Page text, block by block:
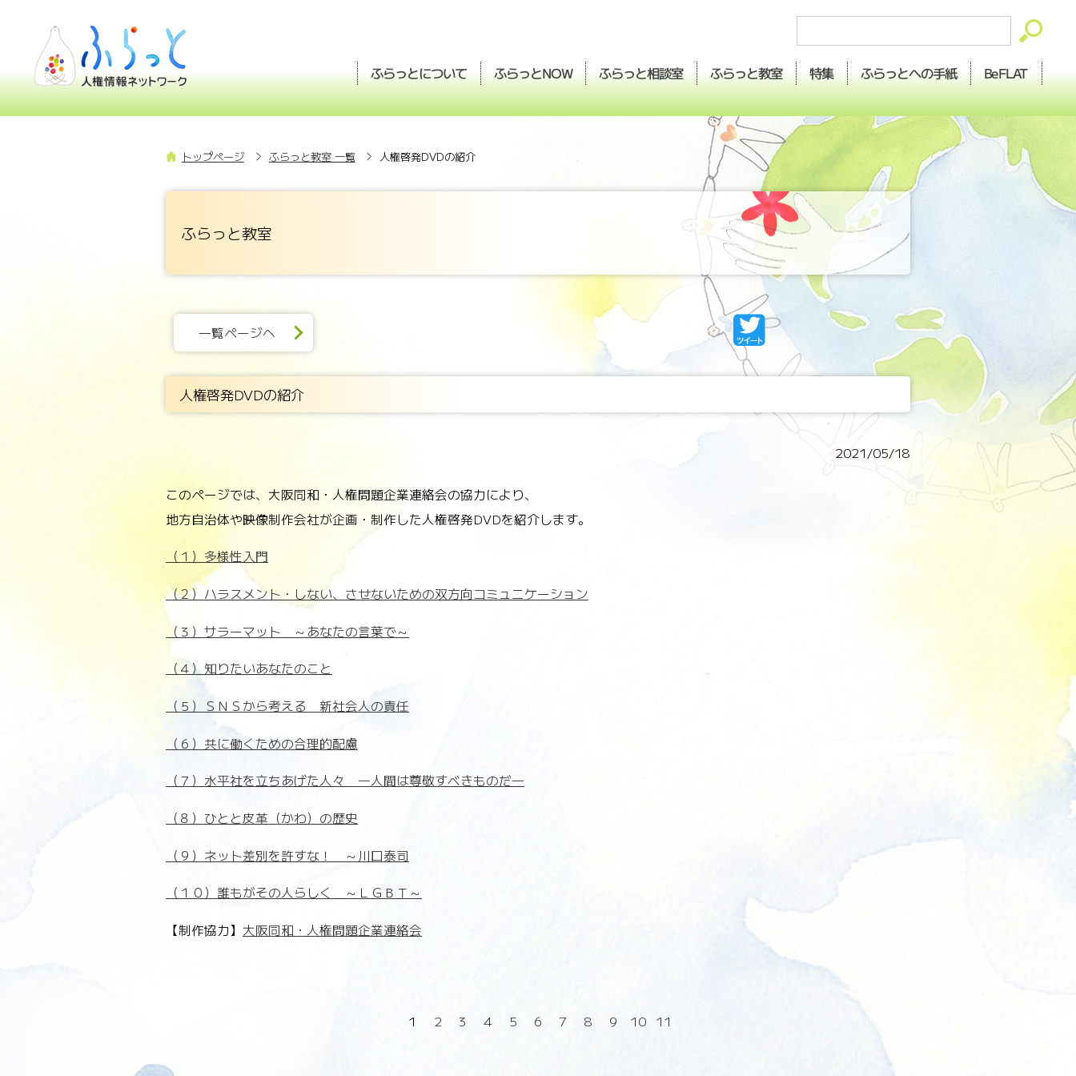
ふらっとについて ふらっとNOW ふらっと相談室 ふらっと教室 特集 ふらっとへの手紙 BeFLAT
トップページ ふらっと教室 一覧 人権啓発DVDの紹介
ふらっと教室
一覧ページへ
人権啓発DVDの紹介
2021/05/18
このページでは、大阪同和・人権問題企業連絡会の協力により、
地方自治体や映像制作会社が企画・制作した人権啓発DVDを紹介します。
（１）多様性入門
（２）ハラスメント・しない、させないための双方向コミュニケーション
（３）サラーマット ～あなたの言葉で～
（４）知りたいあなたのこと
（５）ＳＮＳから考える 新社会人の責任
（６）共に働くための合理的配慮
（７）水平社を立ちあげた人々 ―人間は尊敬すべきものだ―
（８）ひとと皮革（かわ）の歴史
（９）ネット差別を許すな！ ～川口泰司
（１０）誰もがその人らしく ～ＬＧＢＴ～
【制作協力】 大阪同和・人権問題企業連絡会
1 2 3 4 5 6 7 8 9 10 11